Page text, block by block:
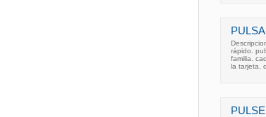
rápido.
familia.
la tarjeta,